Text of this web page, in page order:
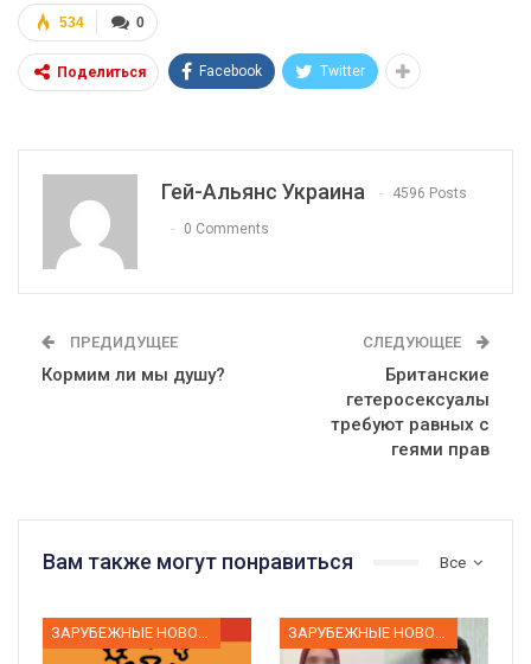
0
534
Поделиться Facebook Twitter
Гей-Альянс Украина 4596 Posts
0 Comments
ПРЕДИДУЩЕЕ
Кормим ли мы душу?
СЛЕДУЮЩЕЕ
Британские
гетеросексуалы
требуют равных с
геями прав
Все
Вам также могут понравиться